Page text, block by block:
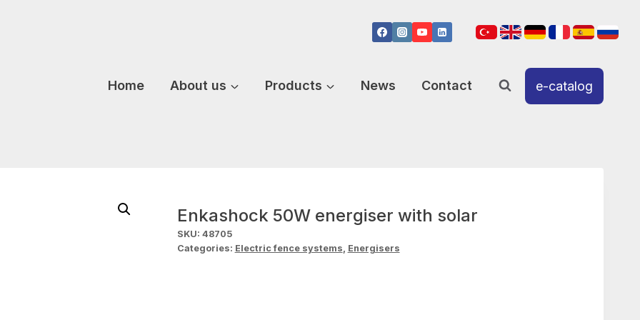
Home About us Products News Contact e-catalog
Enkashock 50W energiser with solar
SKU: 48705
Categories: Electric fence systems, Energisers